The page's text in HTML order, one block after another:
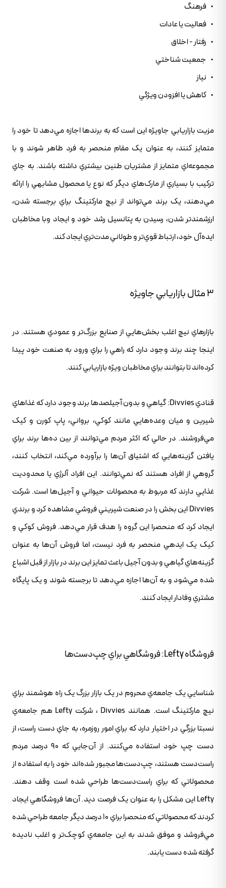
• فرهنگ
• فعاليت يا عادات
• رفتار - اخلاق
• جمعيت شناختي
• نياز
• کاهش يا افزودن ويژگي
مزيت بازاريابي جاويژه اين است که به برندها اجازه مي‌دهد تا خود را
متمايز کنند، به عنوان يک مقام منحصر به فرد ظاهر شوند و با
مجموعه‌اي متمايز از مشتريان طنين بيشتري داشته باشند. به جاي
ترکيب با بسياري از مارک‌هاي ديگر که نوع يا محصول مشابهي را ارائه
مي‌دهند، يک برند مي‌تواند از نيچ مارکتينگ براي برجسته شدن،
ارزشمندتر شدن، رسيدن به پتانسيل رشد خود و ايجاد وبا مخاظبان
ايده‌آل خود، ارتباط قوي‌تر و طولاني مدت‌تري ايجاد کند.
3 مثال بازاريابي جاويژه
بازارهاي نيچ اغلب بخش‌هايي از صنايع بزرگ‌تر و عمودي هستند. در
اينجا چند برند وجود دارد که راهي را براي ورود به صنعت خود پيدا
کرده‌اند تا بتوانند براي مخاطبان ويژه بازاريابي کنند.
قنادي Divvies: گياهي و بدون آجيلصدها برند وجود دارد که غذاهاي
شيرين و ميان وعده‌هايي مانند کوکي، برواني، پاپ کورن و کيک
مي‌فروشند. در حالي که اکثر مردم مي‌توانند از بين ده‌ها برند براي
يافتن گزينه‌هايي که اشتياق آن‌ها را برآورده مي‌کند، انتخاب کنند،
گروهي از افراد هستند که نمي‌توانند. اين افراد آلرژي يا محدوديت
غذايي دارند که مربوط به محصولات حيواني و آجيل‌ها است. شرکت
Divvies اين بخش را در صنعت شيريني فروشي مشاهده کرد و برندي
ايجاد کرد که منحصرا اين گروه را هدف قرار مي‌دهد. فروش کوکي و
کيک يک ايدهي منحصر به فرد نيست، اما فروش آن‌ها به عنوان
گزينه‌هاي گياهي و بدون آجيل باعث تمايز اين برند در بازار از قبل اشباع
شده مي‌شود و به آن‌ها اجازه مي‌دهد تا برجسته شوند و يک پايگاه
مشتري وفادار ايجاد کنند.
فروشگاه Lefty: فروشگاهي براي چپ‌دست‌ها
شناسايي يک جامعه‌ي محروم در يک بازار بزرگ يک راه هوشمند براي
نيچ مارکتينگ است. همانند Divvies ، شرکت Lefty هم جامعه‌ي
نسبتا بزرگي در اختيار دارد که براي امور روزمره، به جاي دست راست، از
دست چپ خود استفاده مي‌کنند. از آن‌جايي که 90 درصد مردم
راست‌دست هستند، چپ‌دست‌ها مجبور شده‌اند خود را به استفاده از
محصولاتي که براي راست‌دست‌ها طراحي شده است وقف دهند.
Lefty اين مشکل را به عنوان يک فرصت ديد. آن‌ها فروشگاهي ايجاد
کردند که محصولاتي که منحصرا براي 10 درصد ديگر جامعه طراحي شده
مي‌فروشد و موفق شدند به اين جامعه‌ي کوچک‌تر و اغلب ناديده
گرفته شده دست يابند.